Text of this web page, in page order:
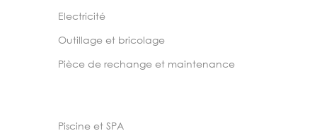
Electricité
Outillage et bricolage
Pièce de rechange et maintenance
Piscine et SPA